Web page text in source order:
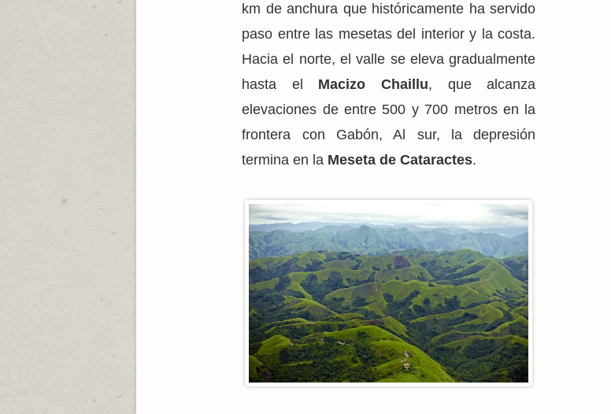
km de anchura que históricamente ha servido
paso entre las mesetas del interior y la costa.
Hacia el norte, el valle se eleva gradualmente
hasta el Macizo Chaillu, que alcanza
elevaciones de entre 500 y 700 metros en la
frontera con Gabón, Al sur, la depresión
termina en la Meseta de Cataractes.